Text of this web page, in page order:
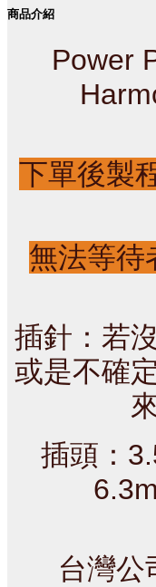
商品介紹
Power
下單後製
無法等待
插針：若
或是不確
插頭：
台灣公